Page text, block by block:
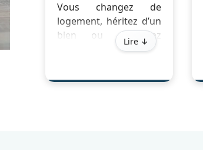
Vous changez de
logement, héritez d’un
bien ou souhaitez
désencombrer ? Nous
votre maison ou
Lire ↓